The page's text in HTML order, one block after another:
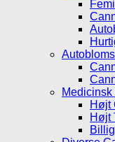
Højt
Højt